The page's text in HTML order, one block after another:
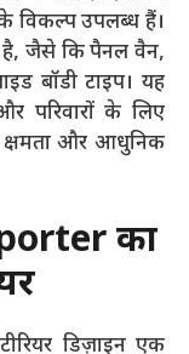
विकल्प उपलब्ध हैं।
है, जैसे कि पैनल वैन,
बॉडी टाइप। यह
परिवारों के लिए
और आधुनिक
का
डिज़ाइन एक